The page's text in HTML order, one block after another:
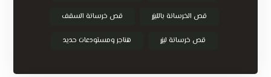
قص الخرسانة بالليزر قص خرسانة السقف
قص خرسانة ليزر هناجر ومستودعات حديد